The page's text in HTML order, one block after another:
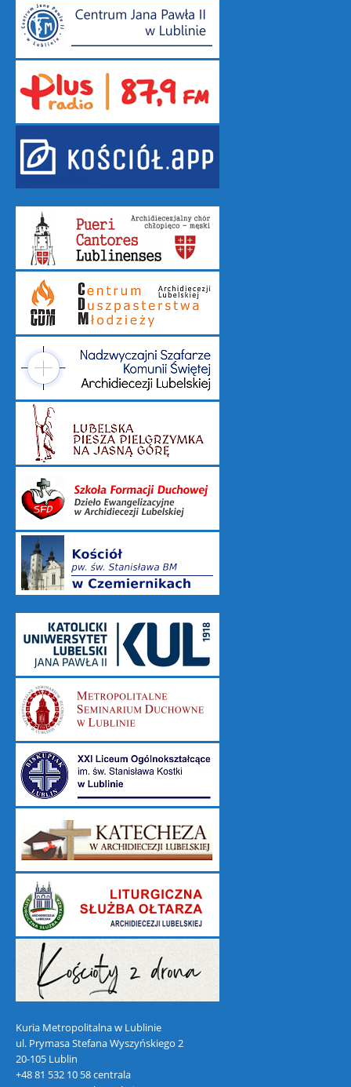
Kuria Metropolitalna w Lublinie
ul. Prymasa Stefana Wyszyńskiego 2
20-105 Lublin
+48 81 532 10 58 centrala